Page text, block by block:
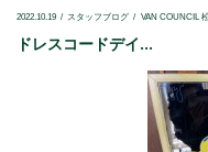
2022.10.19 スタッフブログ VAN COUNCIL
ドレスコードデイ...